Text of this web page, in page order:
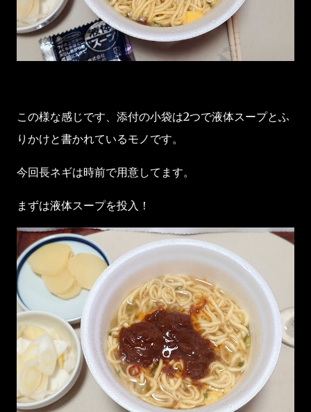
この様な感じです、添付の小袋は2つで液体スープとふ
りかけと書かれているモノです。
今回長ネギは時前で用意してます。
まずは液体スープを投入！